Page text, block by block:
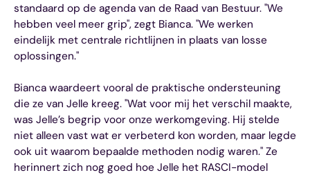
standaard op de agenda van de Raad van Bestuur. "We
hebben veel meer grip", zegt Bianca. "We werken
eindelijk met centrale richtlijnen in plaats van losse
oplossingen."
Bianca waardeert vooral de praktische ondersteuning
die ze van Jelle kreeg. "Wat voor mij het verschil maakte,
was Jelle’s begrip voor onze werkomgeving. Hij stelde
niet alleen vast wat er verbeterd kon worden, maar legde
ook uit waarom bepaalde methoden nodig waren." Ze
herinnert zich nog goed hoe Jelle het RASCI-model